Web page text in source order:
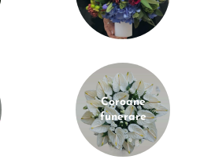
Coroane
funerare